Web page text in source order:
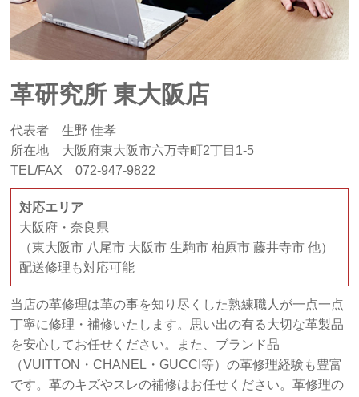
革研究所 東大阪店
代表者 生野 佳孝
所在地 大阪府東大阪市六万寺町2丁目1-5
TEL/FAX 072-947-9822
対応エリア
大阪府・奈良県
（東大阪市 八尾市 大阪市 生駒市 柏原市 藤井寺市 他）
配送修理も対応可能
当店の革修理は革の事を知り尽くした熟練職人が一点一点
丁寧に修理・補修いたします。思い出の有る大切な革製品
を安心してお任せください。また、ブランド品
（VUITTON・CHANEL・GUCCI等）の革修理経験も豊富
です。革のキズやスレの補修はお任せください。革修理の